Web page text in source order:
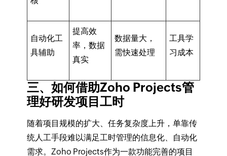
自动化工
具辅助
提高效
率，数据
真实
数据量大，
需快速处理
工具学
习成本
三、如何借助Zoho Projects管
理好研发项目工时
随着项目规模的扩大、任务复杂度上升，单靠传
统人工手段难以满足工时管理的信息化、自动化
需求。Zoho Projects作为一款功能完善的项目